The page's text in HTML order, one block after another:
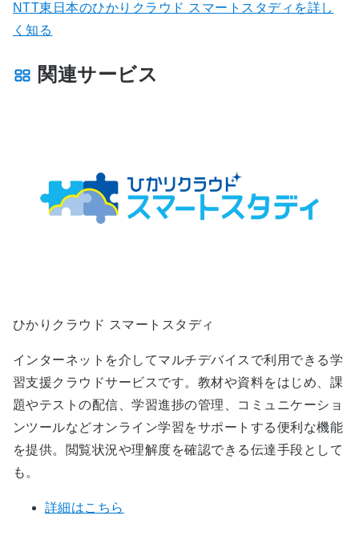
NTT東日本のひかりクラウド スマートスタディを詳し
く知る
関連サービス
ひかりクラウド スマートスタディ
インターネットを介してマルチデバイスで利用できる学
習支援クラウドサービスです。教材や資料をはじめ、課
題やテストの配信、学習進捗の管理、コミュニケーショ
ンツールなどオンライン学習をサポートする便利な機能
を提供。閲覧状況や理解度を確認できる伝達手段として
も。
詳細はこちら